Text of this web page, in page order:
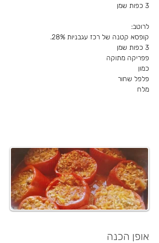
3 כפות שמן
לרוטב:
קופסא קטנה של רכז עגבניות 28%.
3 כפות שמן
פפריקה מתוקה
כמון
פלפל שחור
מלח
אופן הכנה